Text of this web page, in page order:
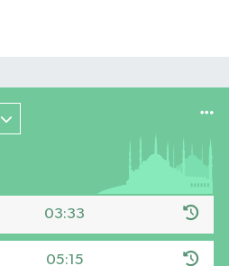
03:33
05:15